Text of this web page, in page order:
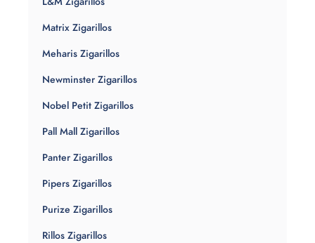
Matrix Zigarillos
Meharis Zigarillos
Newminster Zigarillos
Nobel Petit Zigarillos
Pall Mall Zigarillos
Panter Zigarillos
Pipers Zigarillos
Purize Zigarillos
Rillos Zigarillos